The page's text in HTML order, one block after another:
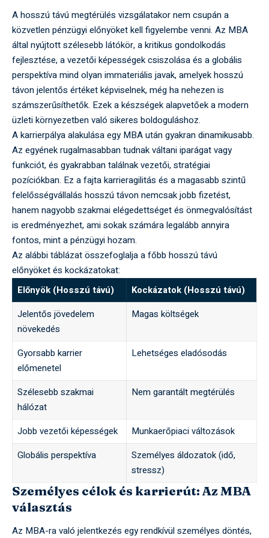
A hosszú távú megtérülés vizsgálatakor nem csupán a
közvetlen pénzügyi előnyöket kell figyelembe venni. Az MBA
által nyújtott szélesebb látókör, a kritikus gondolkodás
fejlesztése, a vezetői képességek csiszolása és a globális
perspektíva mind olyan immateriális javak, amelyek hosszú
távon jelentős értéket képviselnek, még ha nehezen is
számszerűsíthetők. Ezek a készségek alapvetőek a modern
üzleti környezetben való sikeres boldoguláshoz.
A karrierpálya alakulása egy MBA után gyakran dinamikusabb.
Az egyének rugalmasabban tudnak váltani iparágat vagy
funkciót, és gyakrabban találnak vezetői, stratégiai
pozíciókban. Ez a fajta karrieragilitás és a magasabb szintű
felelősségvállalás hosszú távon nemcsak jobb fizetést,
hanem nagyobb szakmai elégedettséget és önmegvalósítást
is eredményezhet, ami sokak számára legalább annyira
fontos, mint a pénzügyi hozam.
Az alábbi táblázat összefoglalja a főbb hosszú távú
előnyöket és kockázatokat:
Előnyök (Hosszú távú)
Kockázatok (Hosszú távú)
Jelentős jövedelem
növekedés
Magas költségek
Gyorsabb karrier
előmenetel
Lehetséges eladósodás
Szélesebb szakmai
hálózat
Nem garantált megtérülés
Jobb vezetői képességek
Munkaerőpiaci változások
Globális perspektíva
Személyes áldozatok (idő,
stressz)
Személyes célok és karrierút: Az MBA
választás
Az MBA-ra való jelentkezés egy rendkívül személyes döntés,